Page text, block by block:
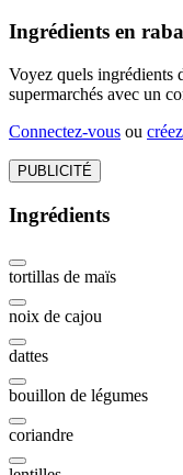
Ingrédients en
Voyez quels ingrédients
supermarchés avec un
Connectez-vous ou
PUBLICITÉ
Ingrédients
tortillas de maïs
noix de cajou
dattes
bouillon de légumes
coriandre